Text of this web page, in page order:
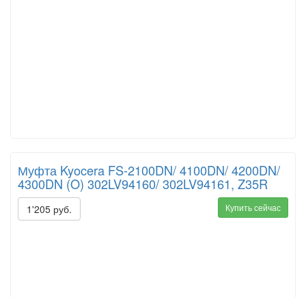
Муфта Kyocera FS-2100DN/ 4100DN/ 4200DN/
4300DN (O) 302LV94160/ 302LV94161, Z35R
1'205 руб. Купить сейчас